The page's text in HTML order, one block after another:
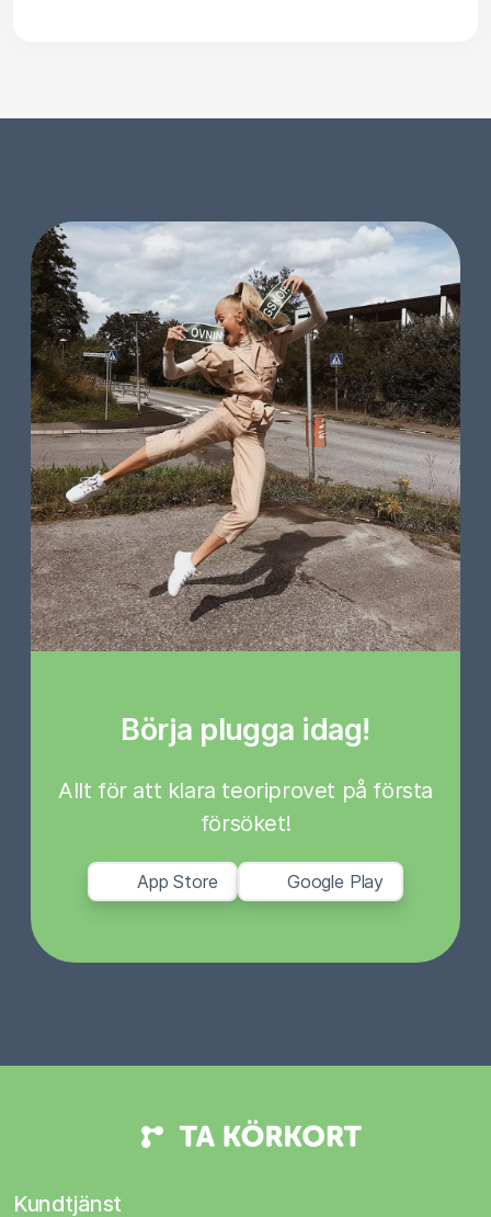
Börja plugga idag!
Allt för att klara teoriprovet på första
försöket!
App Store Google Play
Kundtjänst